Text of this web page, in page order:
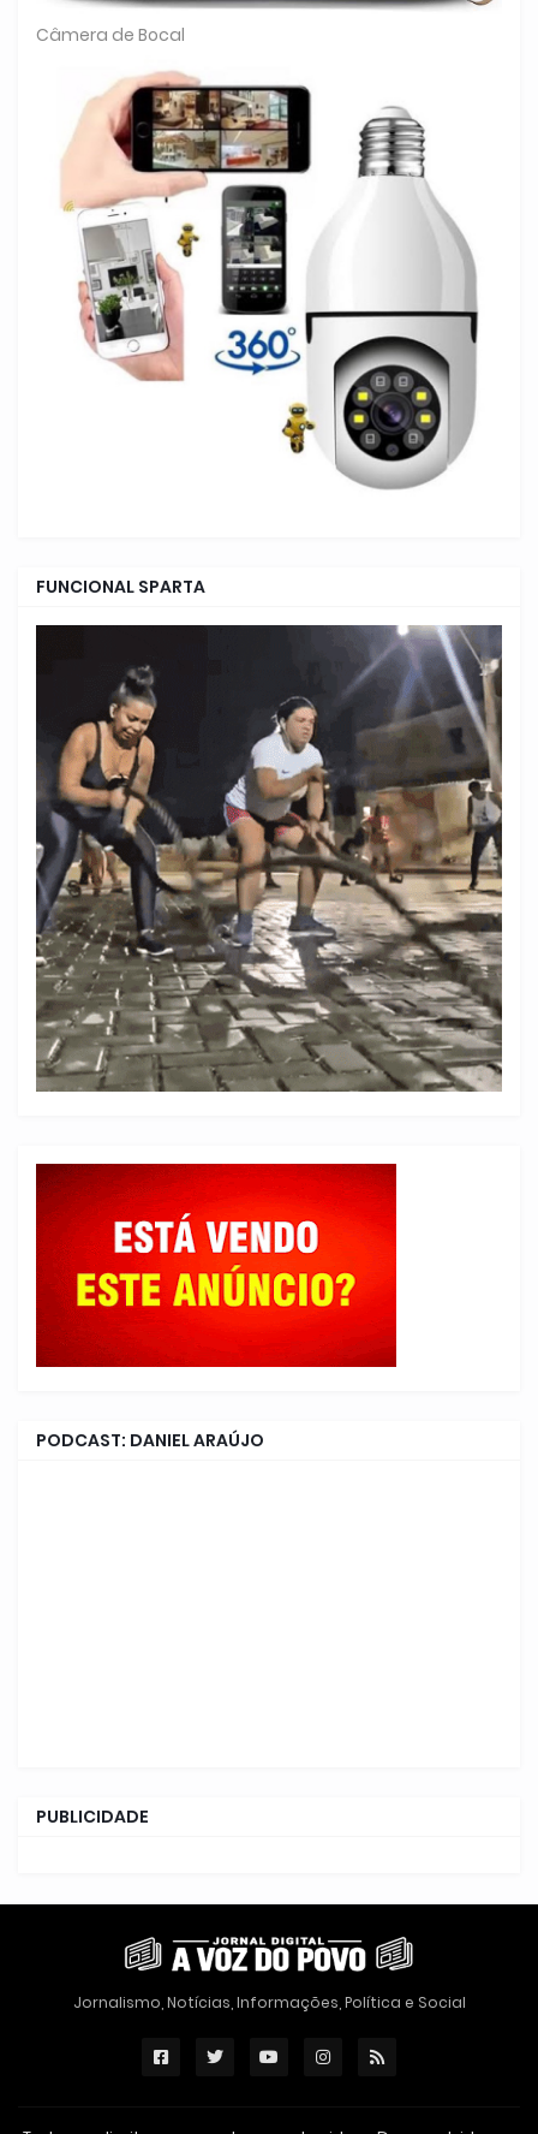
Câmera de Bocal
FUNCIONAL SPARTA
PODCAST: DANIEL ARAÚJO
PUBLICIDADE
Jornalismo, Notícias, Informações, Política e Social